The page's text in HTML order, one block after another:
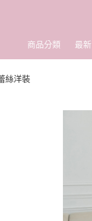
商品分類 最
絲洋裝